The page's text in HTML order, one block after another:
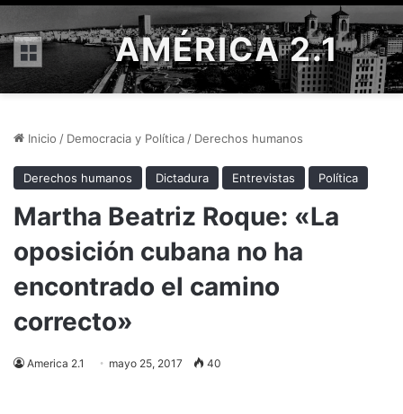
Menú AMÉRICA 2.1
Inicio / Democracia y Política / Derechos humanos
Derechos humanos Dictadura Entrevistas Política
Martha Beatriz Roque: «La
oposición cubana no ha
encontrado el camino
correcto»
America 2.1 mayo 25, 2017 40